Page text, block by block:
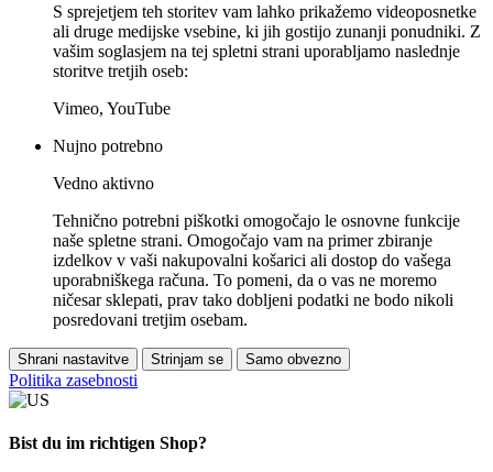
S sprejetjem teh storitev vam lahko prikažemo videoposnetke
ali druge medijske vsebine, ki jih gostijo zunanji ponudniki. Z
vašim soglasjem na tej spletni strani uporabljamo naslednje
storitve tretjih oseb:
Vimeo, YouTube
Nujno potrebno
Vedno aktivno
Tehnično potrebni piškotki omogočajo le osnovne funkcije
naše spletne strani. Omogočajo vam na primer zbiranje
izdelkov v vaši nakupovalni košarici ali dostop do vašega
uporabniškega računa. To pomeni, da o vas ne moremo
ničesar sklepati, prav tako dobljeni podatki ne bodo nikoli
posredovani tretjim osebam.
Shrani nastavitve Strinjam se Samo obvezno
Politika zasebnosti
Bist du im richtigen Shop?